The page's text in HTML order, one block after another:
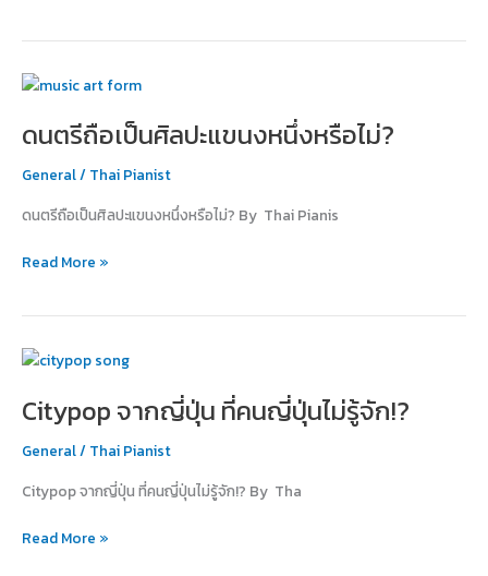
ดนตรีถือเป็นศิลปะแขนงหนึ่งหรือไม่?
General/ Thai Pianist
ดนตรีถือเป็นศิลปะแขนงหนึ่งหรือไม่? By Thai Pianis
ดนตรี
เป็น
แขนง
หรือ
Read More »
Citypop จากญี่ปุ่น ที่คนญี่ปุ่นไม่รู้จัก!?
General/ Thai Pianist
Citypop จากญี่ปุ่น ที่คนญี่ปุ่นไม่รู้จัก!? By Tha
Citypop
ญี่ปุ่น
คน
ไม่รู้
Read More »